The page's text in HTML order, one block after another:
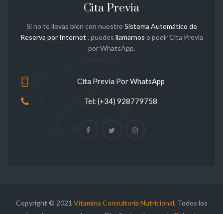
Cita Previa
Si no te llevas bien con nuestro Sistema Automático de
Reserva por Internet , puedes llamarnos o pedir Cita Previa
por WhatsApp.
Cita Previa Por WhatsApp
Tel: (+34) 928779758
Copyright © 2021 Vitamina Consultoría Nutricional. Todos los